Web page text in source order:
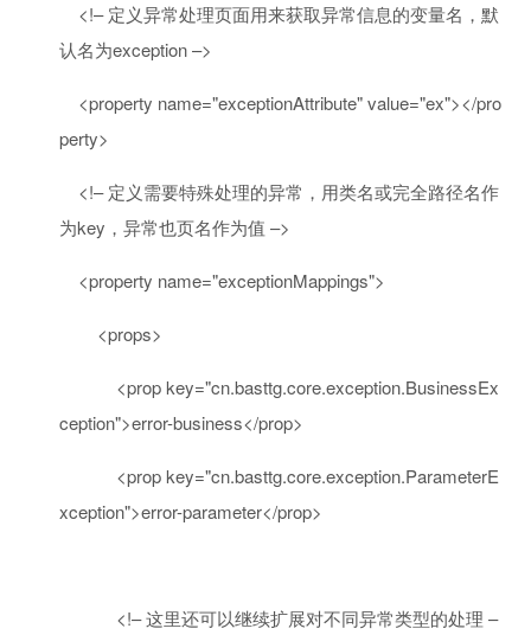
<!– 定义异常处理页面用来获取异常信息的变量名，默
认名为exception –>
<property name="exceptionAttribute"value="ex"></pro
perty>
<!– 定义需要特殊处理的异常，用类名或完全路径名作
为key，异常也页名作为值 –>
<property name="exceptionMappings">
<props>
<propkey="cn.basttg.core.exception.BusinessEx
ception">error-business</prop>
<propkey="cn.basttg.core.exception.ParameterE
xception">error-parameter</prop>
<!– 这里还可以继续扩展对不同异常类型的处理 –